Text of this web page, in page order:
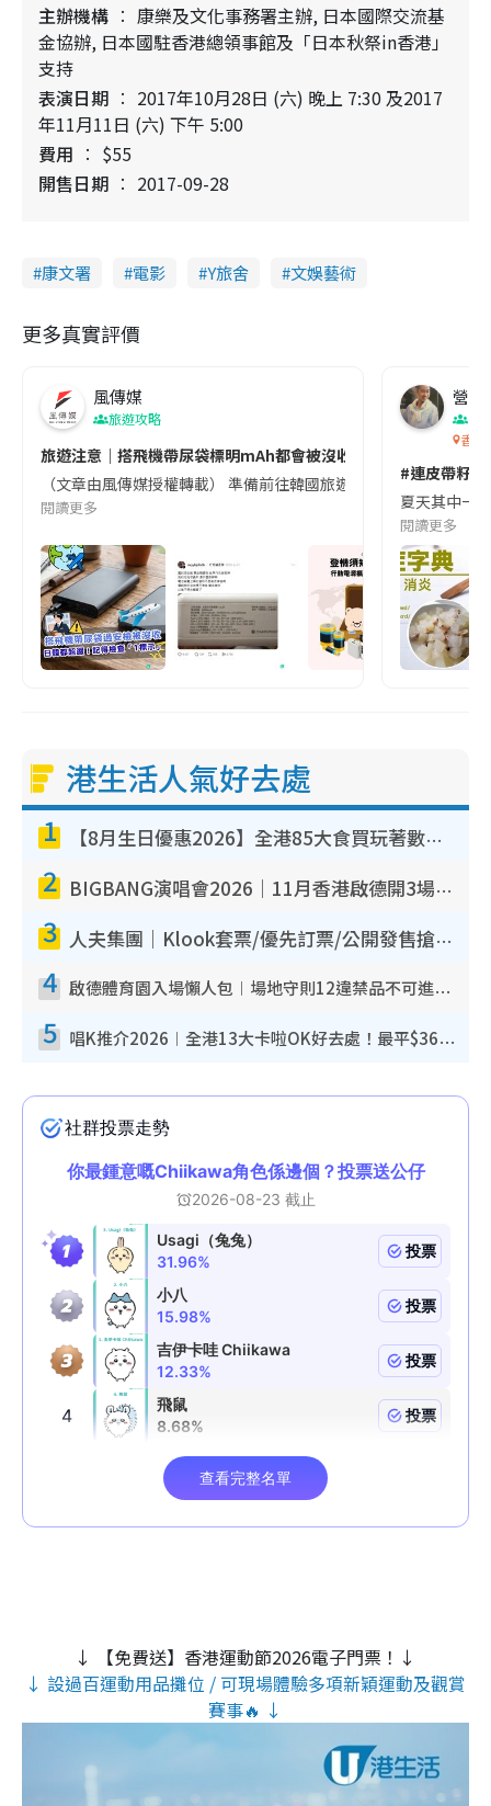
主辦機構
康樂及文化事務署主辦, 日本國際交流基
金協辦, 日本國駐香港總領事館及「日本秋祭in香港」
支持
表演日期
2017年10月28日 (六) 晚上 7:30 及2017
年11月11日 (六) 下午 5:00
費用
$55
開售日期
2017-09-28
康文署 電影 Y旅舍 文娛藝術
更多真實評價
風傳媒
旅遊攻略
旅遊注意｜搭飛機帶尿袋標明mAh都會被沒收😱出發前切記檢查
（文章由風傳媒授權轉載） 準備前往韓國旅遊的民眾，近期要
閱讀更多
營養
香港
#連皮帶籽
夏天其中一
閱讀更多
港生活人氣好去處
1 【8月生日優惠2026】全港85大食買玩著數攻略 自助餐/火鍋放題同行免費＋誠品/DONKI送現金券
2 BIGBANG演唱會2026｜11月香港啟德開3場！實名制VIP申請、優先購票攻略
3 人夫集團｜Klook套票/優先訂票/公開發售搶飛攻略！附票價.購票連結.場地座位表
4 啟德體育園入場懶人包︱場地守則12違禁品不可進場准帶細水樽但全場禁樽蓋！應援牌有限制！
5 唱K推介2026︱全港13大卡啦OK好去處！最平$36起 日文K都有！(附地址+收費詳情)
↓ 【免費送】香港運動節2026電子門票！↓
↓ 設過百運動用品攤位 / 可現場體驗多項新穎運動及觀賞
賽事🔥 ↓